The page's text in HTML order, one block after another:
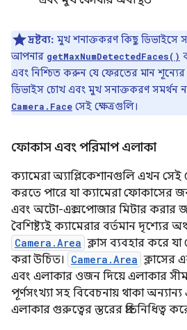
দ্রষ্টব্য: মুখ শনাক্তকরণ কিছু ডিভাইসে
আপনার getMaxNumDetectedFaces()
এবং নিশ্চিত করুন যে ফেরতের মান শূন্যের
ডিভাইস চোখ এবং মুখ সনাক্তকরণ সমর্থন
Camera.Face সেই ক্ষেত্রগুলি।
ফোকাস এবং পরিমাপ এলাকা
ক্যামেরা অ্যাপ্লিকেশানগুলি এখন সেই
করতে পারে যা ক্যামেরা ফোকাসের
এবং অটো-এক্সপোজার মিটার করার
বৈশিষ্ট্যই ক্যামেরার বর্তমান দৃশ্যের
Camera.Area ক্লাস ব্যবহার করে
করা উচিত।
Camera.Area ক্লাসের
এবং এলাকার ওজন দিয়ে এলাকার
পূর্ণসংখ্যা সহ বিবেচনায় থাকা
এলাকার গুরুত্বের স্তরের প্রতিনিধিত্ব